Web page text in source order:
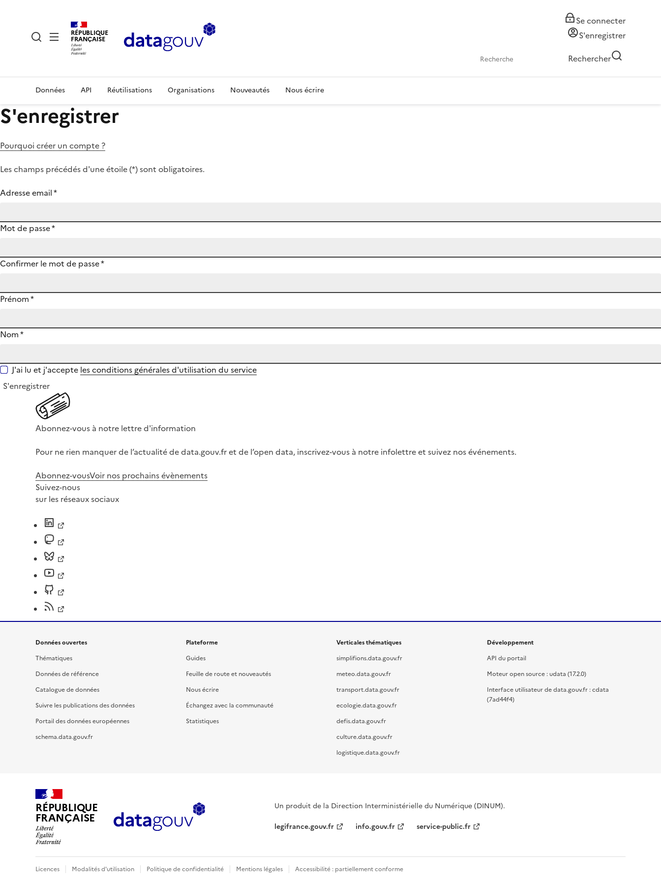
RÉPUBLIQUE
FRANÇAISE
Se connecter
S'enregistrer
Rechercher
Données API Réutilisations Organisations Nouveautés Nous écrire
S'enregistrer
Pourquoi créer un compte ?
Les champs précédés d'une étoile (*) sont obligatoires.
Adresse email*
Mot de passe*
Confirmer le mot de passe*
Prénom*
Nom*
J'ai lu et j'accepte les conditions générales d'utilisation du service
S'enregistrer
Abonnez-vous à notre lettre d'information
Pour ne rien manquer de l’actualité de data.gouv.fr et de l’open data, inscrivez-vous à notre infolettre et suivez nos événements.
Abonnez-vousVoir nos prochains évènements
Suivez-nous
sur les réseaux sociaux
Données ouvertes
Thématiques
Données de référence
Catalogue de données
Suivre les publications des données
Portail des données européennes
schema.data.gouv.fr
Plateforme
Guides
Feuille de route et nouveautés
Nous écrire
Échangez avec la communauté
Statistiques
Verticales thématiques
simplifions.data.gouv.fr
meteo.data.gouv.fr
transport.data.gouv.fr
ecologie.data.gouv.fr
defis.data.gouv.fr
culture.data.gouv.fr
logistique.data.gouv.fr
Développement
API du portail
Moteur open source : udata (17.2.0)
Interface utilisateur de data.gouv.fr : cdata
(7ad44f4)
RÉPUBLIQUE
FRANÇAISE
Un produit de la Direction Interministérielle du Numérique (DINUM).
legifrance.gouv.fr
info.gouv.fr service-public.fr
Licences Modalités d'utilisation Politique de confidentialité Mentions légales Accessibilité : partiellement conforme